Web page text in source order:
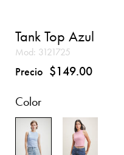
Tank Top Azul
Mod: 3121725
Precio $149.00
Color